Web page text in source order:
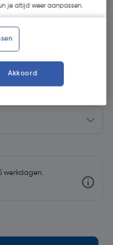
werkdagen.
je altijd weer aanpassen.
Akkoord